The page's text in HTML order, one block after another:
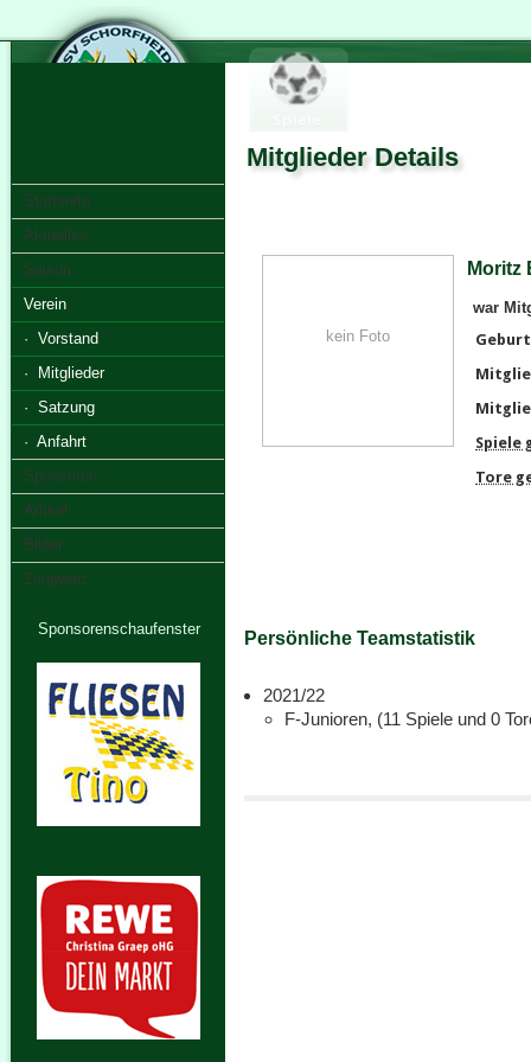
Mitglieder Details
Startseite
Aktuelles
Saison
Verein
· Vorstand
· Mitglieder
· Satzung
· Anfahrt
Sponsoren
Artikel
Bilder
Zeugwart
Sponsorenschaufenster
kein Foto
Moritz
war
Spiele
Tore
Persönliche Teamstatistik
2021/22
F-Junioren, (11 Spiele und 0